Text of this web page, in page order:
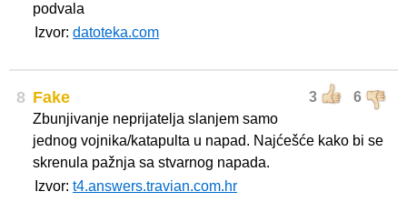
podvala
Izvor: datoteka.com
8 3 6
Fake
Zbunjivanje neprijatelja slanjem samo
jednog vojnika/katapulta u napad. Najćešće kako bi se
skrenula pažnja sa stvarnog napada.
Izvor: t4.answers.travian.com.hr